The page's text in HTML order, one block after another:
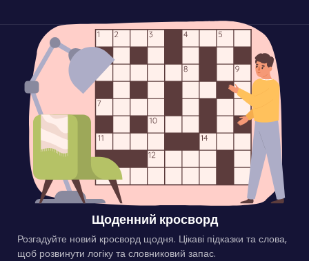
Щоденний кросворд
Розгадуйте новий кросворд щодня. Цікаві підказки та слова,
щоб розвинути логіку та словниковий запас.